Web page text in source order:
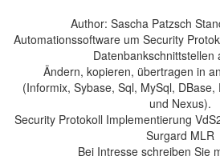
Author: Sascha Patzsch
Automationssoftware um Security
Datenbankschnittstellen
Ändern, kopieren, übertragen in
(Informix, Sybase, Sql, MySql,
und Nexus).
Security Protokoll Implementierung
Surgard MLR
Bei Intresse schreiben Sie